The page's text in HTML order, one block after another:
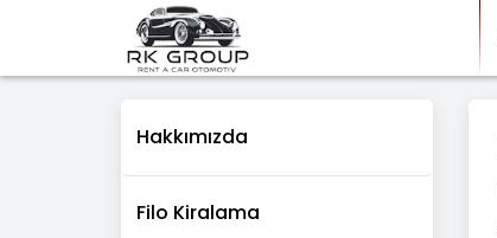
Hakkımızda
Filo Kiralama